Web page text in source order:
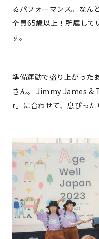
るパフォーマンス。なん
全員65歳以上！所属して
す。
準備運動で盛り上がった
さん。 Jimmy James &
r」に合わせて、息ぴった